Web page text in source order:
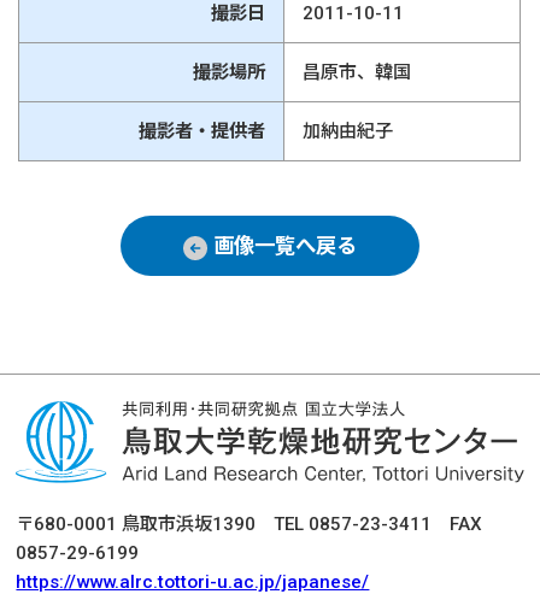
撮影日 2011-10-11
撮影場所 昌原市、韓国
撮影者・提供者 加納由紀子
画像一覧へ戻る
〒680-0001 鳥取市浜坂1390 TEL 0857-23-3411 FAX
0857-29-6199
https://www.alrc.tottori-u.ac.jp/japanese/